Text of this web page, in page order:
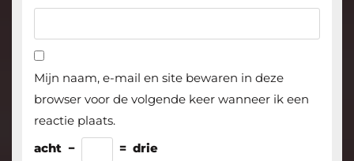
Mijn naam, e-mail en site bewaren in deze
browser voor de volgende keer wanneer ik een
reactie plaats.
acht − = drie